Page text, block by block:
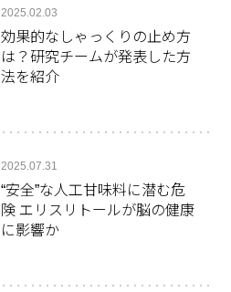
2025.02.03
効果的なしゃっくりの止め方
は？研究チームが発表した方
法を紹介
2025.07.31
“安全”な人工甘味料に潜む危
険 エリスリトールが脳の健康
に影響か